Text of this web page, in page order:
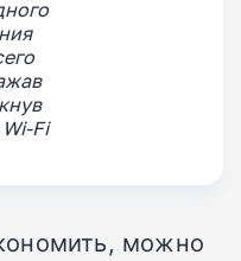
Fi
можно